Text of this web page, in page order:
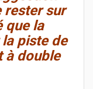
rester sur
que la
piste de
à double